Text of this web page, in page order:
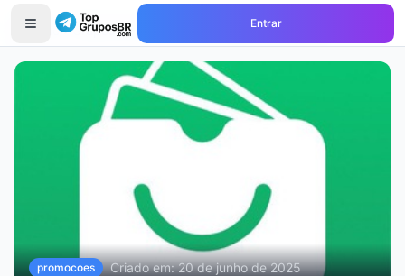
Entrar
Início Grupos de Melhores Cartões
promocoes Criado em:20 de junho de 2025